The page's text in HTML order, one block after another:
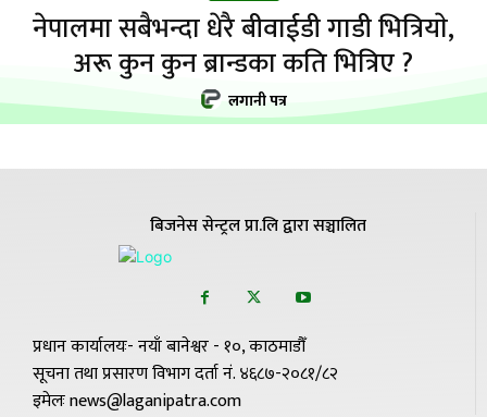
नेपालमा सबैभन्दा धेरै बीवाईडी गाडी भित्रियाे,
अरू कुन कुन ब्रान्डका कति भित्रिए ?
लगानी पत्र
बिजनेस सेन्ट्रल प्रा.लि द्वारा सञ्चालित
प्रधान कार्यालयः- नयाँ बानेश्वर - १०, काठमाडौँ
सूचना तथा प्रसारण विभाग दर्ता नं. ४६८७-२०८१/८२
इमेलः news@laganipatra.com